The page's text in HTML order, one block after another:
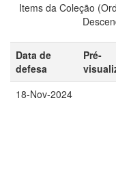
Items da Coleção
Data de
defesa
Pré-
18-Nov-2024